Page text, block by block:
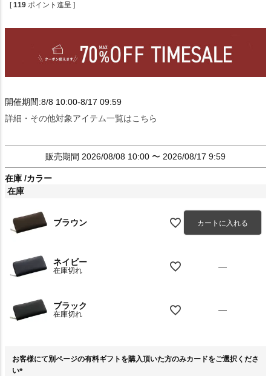
[ 119 ポイント進呈 ]
開催期間:8/8 10:00-8/17 09:59
詳細・その他対象アイテム一覧はこちら
販売期間 2026/08/08 10:00 〜 2026/08/17 9:59
在庫 カラー
在庫
ブラウン カートに入れる
ネイビー
在庫切れ —
ブラック
在庫切れ —
お客様にて別ページの有料ギフトを購入頂いた方のみカードをご選択くださ
い